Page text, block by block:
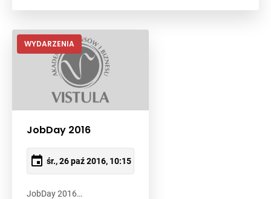
WYDARZENIA
JobDay 2016
śr., 26 paź 2016, 10:15
JobDay 2016…